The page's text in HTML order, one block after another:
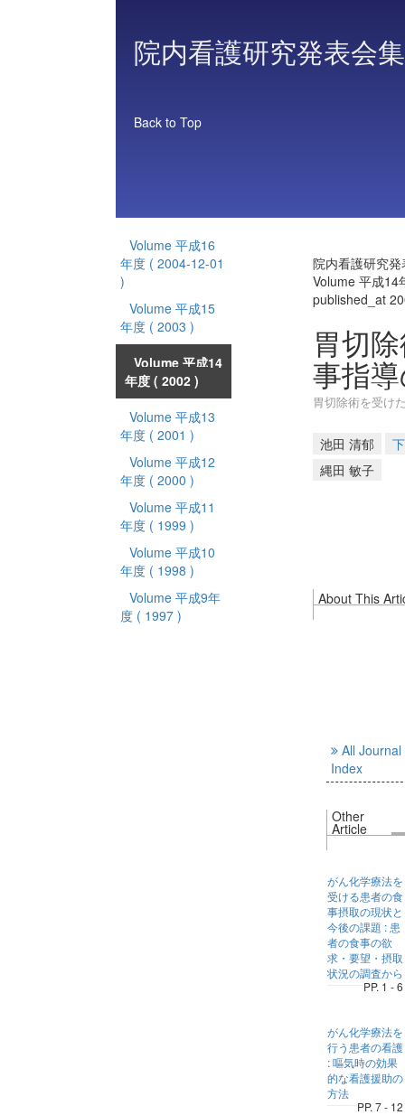
院内看護研究発表会
Back to Top
Volume 平成16
年度 ( 2004-12-01
)
Volume 平成15
年度 ( 2003 )
Volume 平成14
年度 ( 2002 )
Volume 平成13
年度 ( 2001 )
Volume 平成12
年度 ( 2000 )
Volume 平成11
年度 ( 1999 )
Volume 平成10
年度 ( 1998 )
Volume 平成9年
度 ( 1997 )
院内看護研究
Volume 平成14
published_at
胃切
事指
胃切除術を受け
池田 清郁
縄田 敏子
About This
All Journal
Index
Other
Article
がん化学療法を
受ける患者の食
事摂取の現状と
今後の課題 : 患
者の食事の欲
求・要望・摂取
状況の調査から
PP. 1 - 6
がん化学療法を
行う患者の看護
: 嘔気時の効果
的な看護援助の
方法
PP. 7 - 12